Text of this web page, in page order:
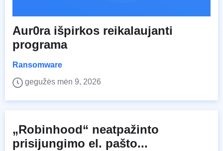
Aur0ra išpirkos reikalaujanti
programa
Ransomware
gegužės mėn 9, 2026
„Robinhood“ neatpažinto
prisijungimo el. pašto...